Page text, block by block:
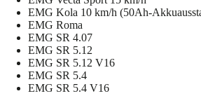
EMG Kola 10 km/h (50Ah-
EMG Roma
EMG SR 4.07
EMG SR 5.12
EMG SR 5.12 V16
EMG SR 5.4
EMG SR 5.4 V16